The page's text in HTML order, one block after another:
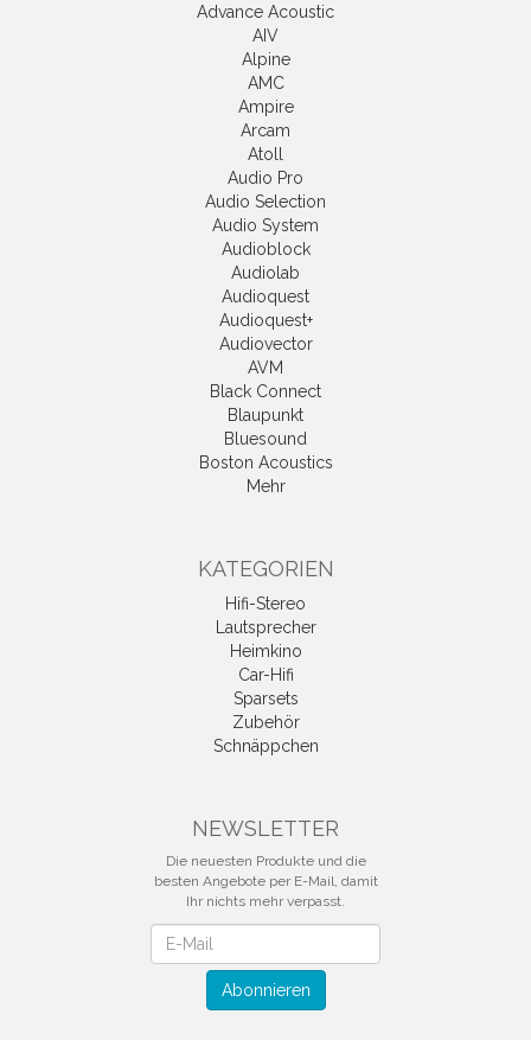
Advance Acoustic
AIV
Alpine
AMC
Ampire
Arcam
Atoll
Audio Pro
Audio Selection
Audio System
Audioblock
Audiolab
Audioquest
Audioquest+
Audiovector
AVM
Black Connect
Blaupunkt
Bluesound
Boston Acoustics
Mehr
KATEGORIEN
Hifi-Stereo
Lautsprecher
Heimkino
Car-Hifi
Sparsets
Zubehör
Schnäppchen
NEWSLETTER
Die neuesten Produkte und die
besten Angebote per E-Mail, damit
Ihr nichts mehr verpasst.
Abonnieren